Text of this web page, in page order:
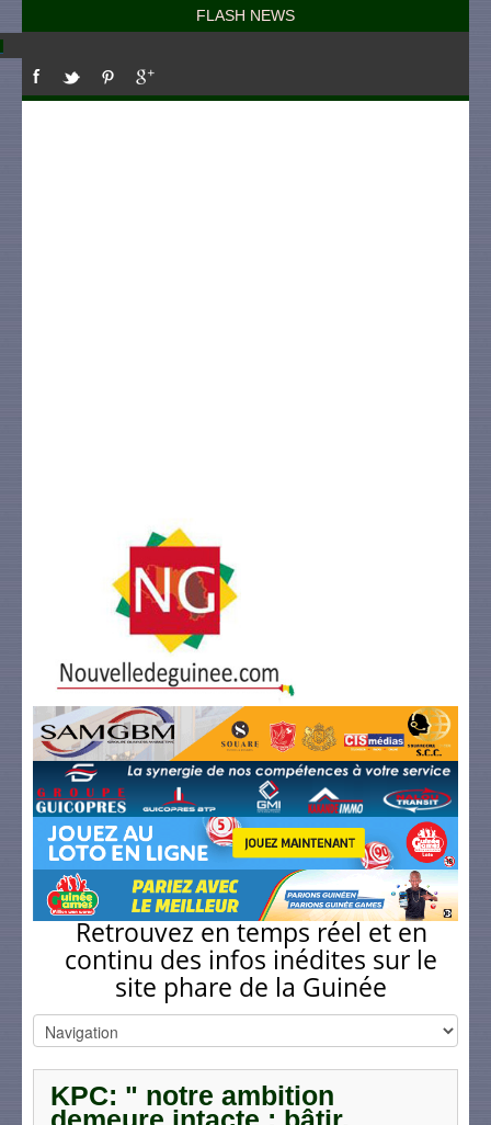
FLASH NEWS
Retrouvez en temps réel et en
continu des infos inédites sur le
site phare de la Guinée
KPC: " notre ambition